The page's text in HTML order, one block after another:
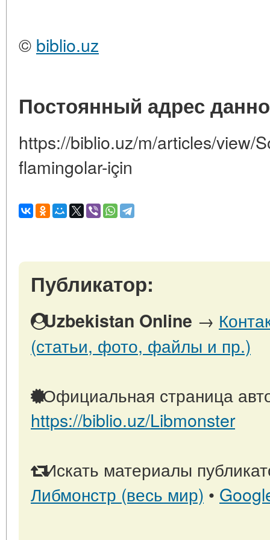
© biblio.uz
Постоянный адрес
https://biblio.uz/m/articles/view/
flamingolar-için
Публикатор:
Uzbekistan Online →
(статьи, фото, файлы и пр.)
Официальная страница
https://biblio.uz/Libmonster
Искать материалы
Либмонстр (весь мир) •